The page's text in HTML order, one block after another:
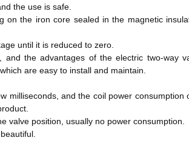
the use is safe.
on the iron core sealed in the magnetic
until it is reduced to zero.
the advantages of the electric two-way
are easy to install and maintain.
milliseconds, and the coil power consumption
valve position, usually no power consumption.